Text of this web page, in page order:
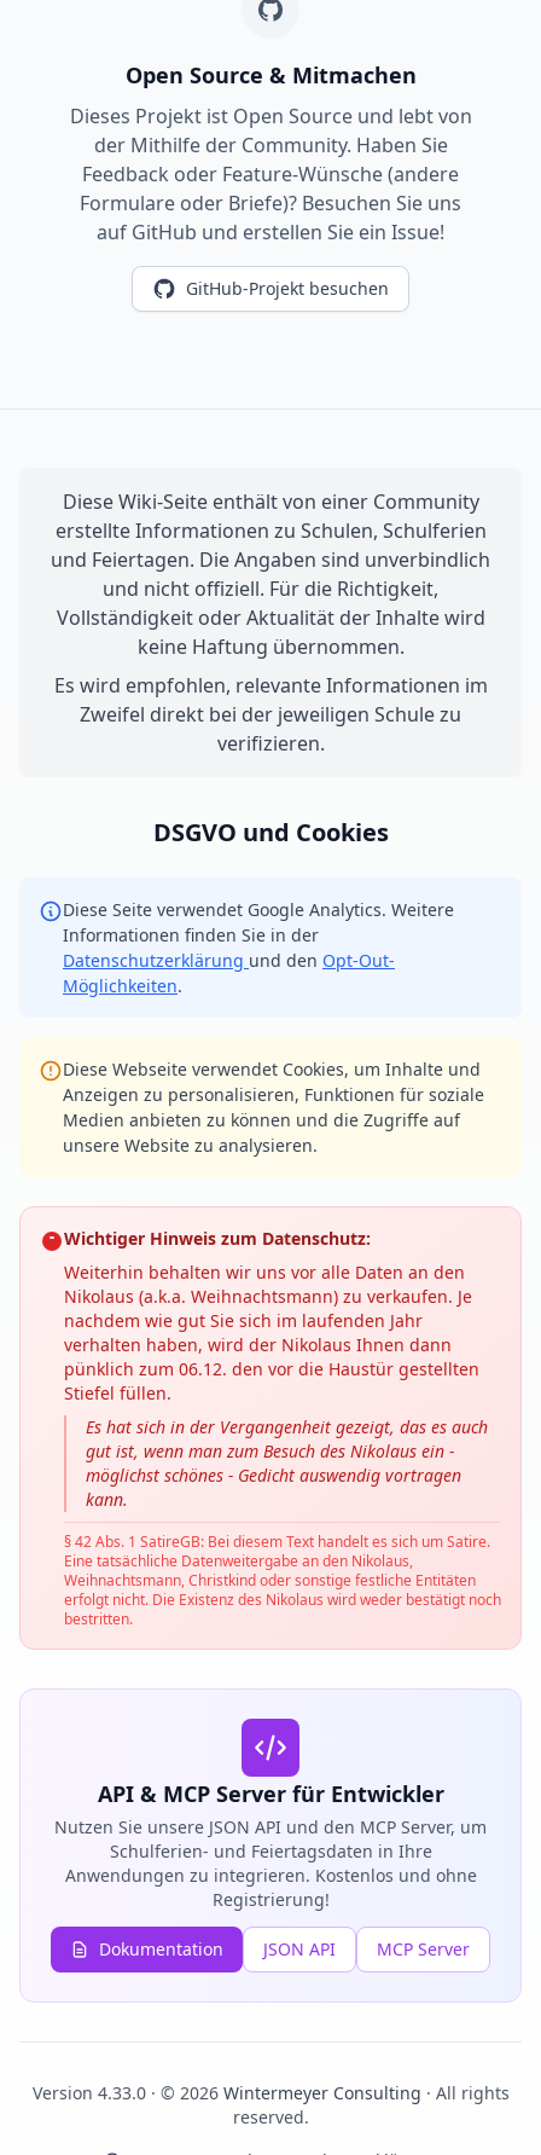
Open Source & Mitmachen
Dieses Projekt ist Open Source und lebt von
der Mithilfe der Community. Haben Sie
Feedback oder Feature-Wünsche (andere
Formulare oder Briefe)? Besuchen Sie uns
auf GitHub und erstellen Sie ein Issue!
GitHub-Projekt besuchen
Diese Wiki-Seite enthält von einer Community
erstellte Informationen zu Schulen, Schulferien
und Feiertagen. Die Angaben sind unverbindlich
und nicht offiziell. Für die Richtigkeit,
Vollständigkeit oder Aktualität der Inhalte wird
keine Haftung übernommen.
Es wird empfohlen, relevante Informationen im
Zweifel direkt bei der jeweiligen Schule zu
verifizieren.
DSGVO und Cookies
Diese Seite verwendet Google Analytics. Weitere
Informationen finden Sie in der
Datenschutzerklärung und den Opt-Out-
Möglichkeiten.
Diese Webseite verwendet Cookies, um Inhalte und
Anzeigen zu personalisieren, Funktionen für soziale
Medien anbieten zu können und die Zugriffe auf
unsere Website zu analysieren.
Wichtiger Hinweis zum Datenschutz:
Weiterhin behalten wir uns vor alle Daten an den
Nikolaus (a.k.a. Weihnachtsmann) zu verkaufen. Je
nachdem wie gut Sie sich im laufenden Jahr
verhalten haben, wird der Nikolaus Ihnen dann
pünklich zum 06.12. den vor die Haustür gestellten
Stiefel füllen.
Es hat sich in der Vergangenheit gezeigt, das es auch
gut ist, wenn man zum Besuch des Nikolaus ein -
möglichst schönes - Gedicht auswendig vortragen
kann.
§ 42 Abs. 1 SatireGB: Bei diesem Text handelt es sich um Satire.
Eine tatsächliche Datenweitergabe an den Nikolaus,
Weihnachtsmann, Christkind oder sonstige festliche Entitäten
erfolgt nicht. Die Existenz des Nikolaus wird weder bestätigt noch
bestritten.
API & MCP Server für Entwickler
Nutzen Sie unsere JSON API und den MCP Server, um
Schulferien- und Feiertagsdaten in Ihre
Anwendungen zu integrieren. Kostenlos und ohne
Registrierung!
Dokumentation JSON API MCP Server
Version 4.33.0 · © 2026 Wintermeyer Consulting · All rights
reserved.